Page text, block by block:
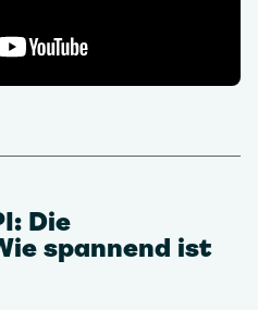
Die
spannend ist